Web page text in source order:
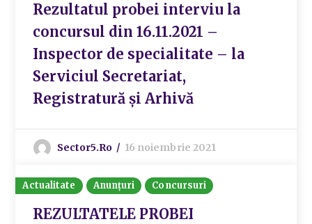
Rezultatul probei interviu la
concursul din 16.11.2021 –
Inspector de specialitate – la
Serviciul Secretariat,
Registratură și Arhivă
Sector5.ro 16 noiembrie 2021
Actualitate Anunțuri Concursuri
REZULTATELE PROBEI